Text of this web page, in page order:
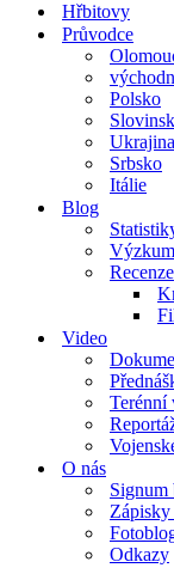
Hřbitovy
Průvodce
Polsko
Ukrajina
Srbsko
Itálie
Blog
Výzkum
Recenze
Video
Terénní
O nás
Signum
Zápisky
Odkazy